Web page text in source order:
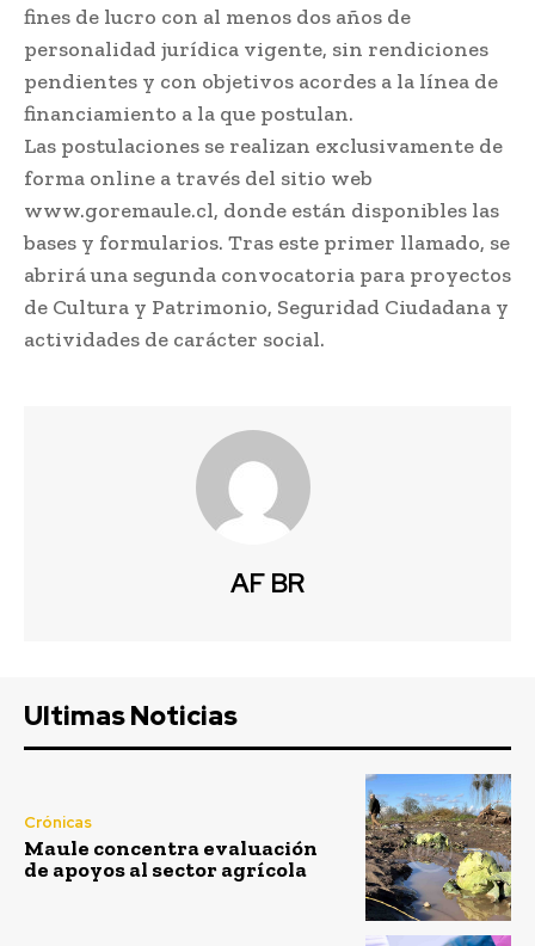
fines de lucro con al menos dos años de
personalidad jurídica vigente, sin rendiciones
pendientes y con objetivos acordes a la línea de
financiamiento a la que postulan.
Las postulaciones se realizan exclusivamente de
forma online a través del sitio web
www.goremaule.cl, donde están disponibles las
bases y formularios. Tras este primer llamado, se
abrirá una segunda convocatoria para proyectos
de Cultura y Patrimonio, Seguridad Ciudadana y
actividades de carácter social.
AF BR
Ultimas Noticias
Crónicas
Maule concentra evaluación
de apoyos al sector agrícola